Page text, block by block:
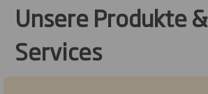
Unsere Produkte &
Services